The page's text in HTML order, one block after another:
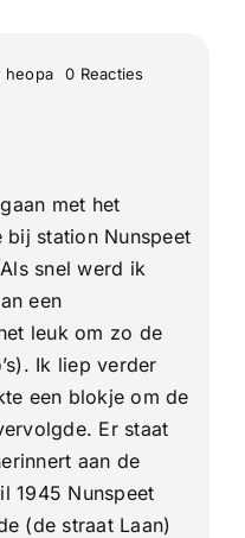
heopa 0 Reactieson
naar
Elburg
met het
station Nunspeet
snel werd ik
een
leuk om zo de
Ik liep verder
een blokje om de
Er staat
aan de
1945 Nunspeet
(de straat Laan)